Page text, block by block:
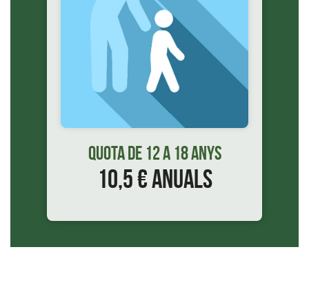
Quota de 12 a 18 anys
10,5 € anuals